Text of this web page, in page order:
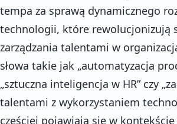
tempa za sprawą dynamicznego
technologii, które rewolucjonizują
zarządzania talentami w
słowa takie jak „automatyzacja
„sztuczna inteligencja w HR” czy
talentami z wykorzystaniem
częściej pojawiają się w